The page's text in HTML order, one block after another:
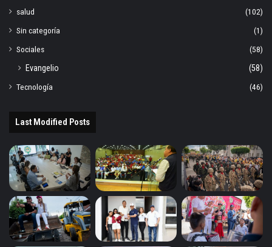
salud
(102)
Sin categoría
(1)
Sociales
(58)
Evangelio
(58)
Tecnología
(46)
Last Modified Posts